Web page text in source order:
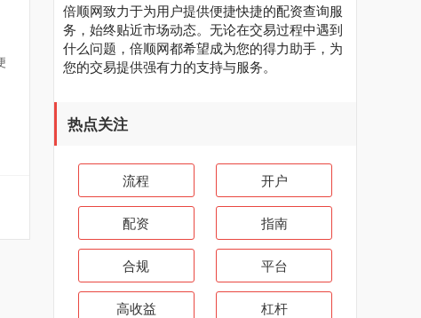
倍顺网致力于为用户提供便捷快捷的配资查询服
务，始终贴近市场动态。无论在交易过程中遇到
什么问题，倍顺网都希望成为您的得力助手，为
您的交易提供强有力的支持与服务。
热点关注
流程 开户
配资 指南
合规 平台
高收益 杠杆